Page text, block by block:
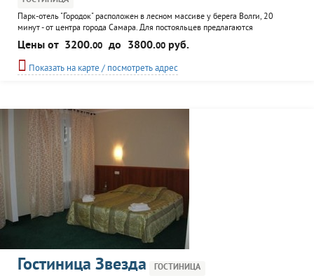
Парк-отель "Городок" расположен в лесном массиве у берега Волги, 20
минут - от центра города Самара. Для постояльцев предлагаются
двухместные номера с возможностью заселения от 1 до 3 гостей. Удобства,
холодильник, интернет, ТВ, телефон, сейф и вместительный шкаф. На
территории комплекса расположен ресторан с двумя
многофункциональными банкетными залами, летние площадки и беседка...
Цены от 3200.00 до 3800.00 руб.
Показать на карте / посмотреть адрес
Гостиница Звезда ГОСТИНИЦА